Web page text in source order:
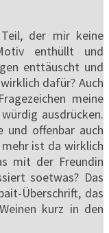
der mir keine
enthüllt und
enttäuscht und
dafür? Auch
meine
ausdrücken.
und offenbar auch
ist da wirklich
mit der Freundin
soetwas? Das
Überschrift, das
kurz in den